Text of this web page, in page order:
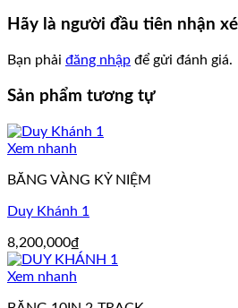
Hãy là người đầu tiên nhận
Bạn phải đăng nhập để gửi đánh giá.
Sản phẩm tương tự
Xem nhanh
BĂNG VÀNG KỶ NIỆM
Duy Khánh 1
8,200,000₫
Xem nhanh